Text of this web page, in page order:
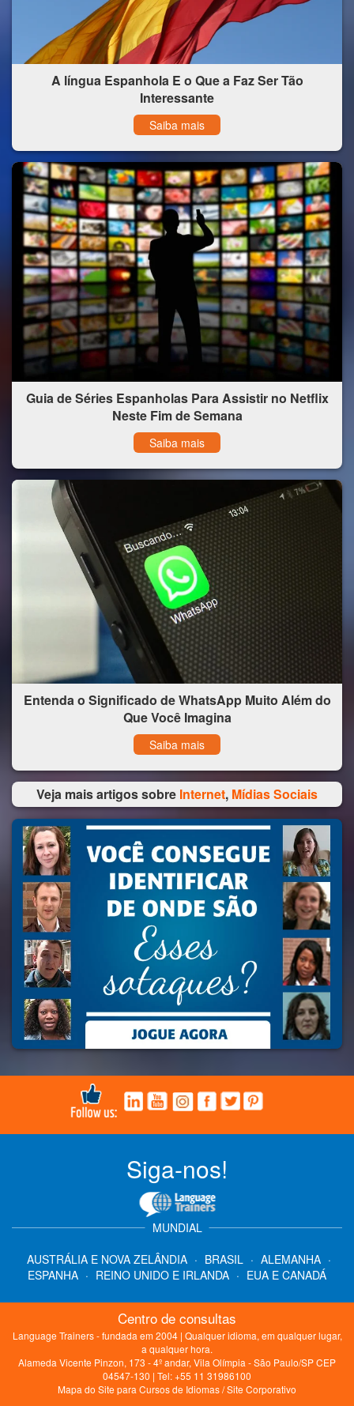
A língua Espanhola E o Que a Faz Ser Tão
Interessante
Saiba mais
Guia de Séries Espanholas Para Assistir no Netflix
Neste Fim de Semana
Saiba mais
Entenda o Significado de WhatsApp Muito Além do
Que Você Imagina
Saiba mais
Veja mais artigos sobre Internet, Mídias Sociais
Siga-nos!
MUNDIAL
AUSTRÁLIA E NOVA ZELÂNDIA · BRASIL · ALEMANHA ·
ESPANHA · REINO UNIDO E IRLANDA · EUA E CANADÁ
Centro de consultas
Language Trainers - fundada em 2004 | Qualquer idioma, em qualquer lugar,
a qualquer hora.
Alameda Vicente Pinzon, 173 - 4º andar, Vila Olímpia - São Paulo/SP CEP
04547-130 | Tel: +55 11 31986100
Mapa do Site para Cursos de Idiomas/Site Corporativo